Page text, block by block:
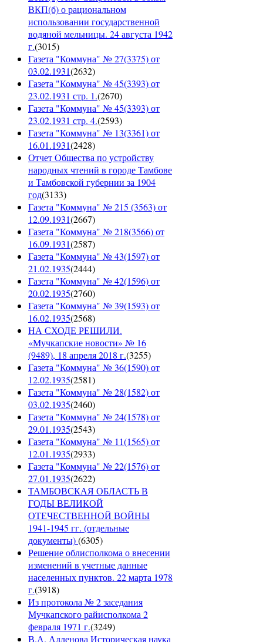
ВКП(б) о рациональном
использовании государственной
водяной мельницы. 24 августа 1942
г.(3015)
Газета "Коммуна" № 27(3375) от
03.02.1931(2632)
Газета "Коммуна" № 45(3393) от
23.02.1931 стр. 1.(2670)
Газета "Коммуна" № 45(3393) от
23.02.1931 стр. 4.(2593)
Газета "Коммуна" № 13(3361) от
16.01.1931(2428)
Отчет Общества по устройству
народных чтений в городе Тамбове
и Тамбовской губернии за 1904
год(3133)
Газета "Коммуна" № 215 (3563) от
12.09.1931(2667)
Газета "Коммуна" № 218(3566) от
16.09.1931(2587)
Газета "Коммуна" № 43(1597) от
21.02.1935(2444)
Газета "Коммуна" № 42(1596) от
20.02.1935(2760)
Газета "Коммуна" № 39(1593) от
16.02.1935(2568)
НА СХОДЕ РЕШИЛИ.
«Мучкапские новости» № 16
(9489), 18 апреля 2018 г.(3255)
Газета "Коммуна" № 36(1590) от
12.02.1935(2581)
Газета "Коммуна" № 28(1582) от
03.02.1935(2460)
Газета "Коммуна" № 24(1578) от
29.01.1935(2543)
Газета "Коммуна" № 11(1565) от
12.01.1935(2933)
Газета "Коммуна" № 22(1576) от
27.01.1935(2622)
ТАМБОВСКАЯ ОБЛАСТЬ В
ГОДЫ ВЕЛИКОЙ
ОТЕЧЕСТВЕННОЙ ВОЙНЫ
1941-1945 гг. (отдельные
документы)(6305)
Решение облисполкома о внесении
изменений в учетные данные
населенных пунктов. 22 марта 1978
г.(3918)
Из протокола № 2 заседания
Мучкапского райисполкома 2
февраля 1971 г.(3249)
В.А. Алленова Историческая наука